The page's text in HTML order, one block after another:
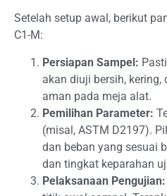
Setelah setup awal, berikut
C1-M:
Persiapan Sampel:
akan diuji bersih,
aman pada meja alat.
Pemilihan Parameter:
(misal, ASTM D2197).
dan beban yang sesuai
dan tingkat keparahan
Pelaksanaan Pengujian: